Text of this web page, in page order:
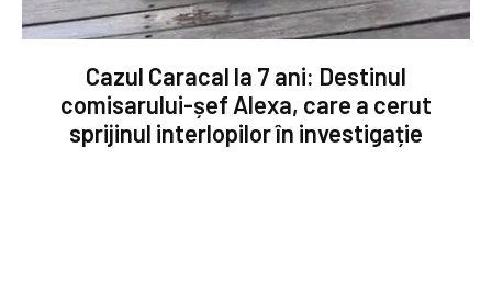
Cazul Caracal la 7 ani: Destinul
comisarului-șef Alexa, care a cerut
sprijinul interlopilor în investigație